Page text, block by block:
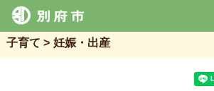
子育て 妊娠・出産